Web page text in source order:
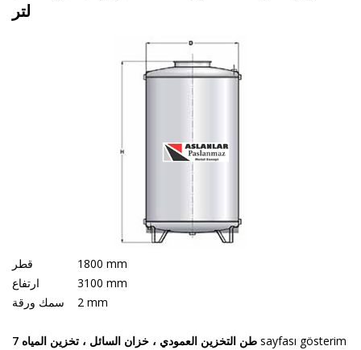
لتر
1800 mm
3100 mm
2 mm
7 طن التخزين العمودي ، خزان السائل ، تخزين المياه sayfası gösterim